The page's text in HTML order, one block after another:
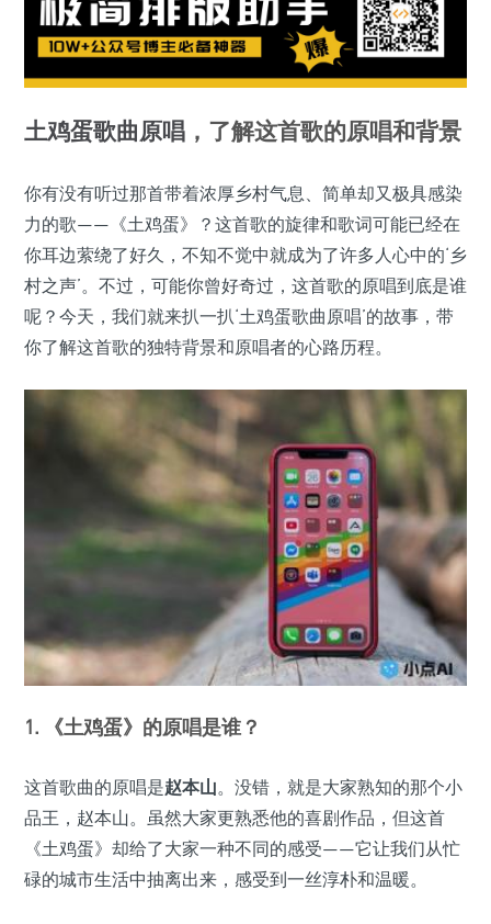
土鸡蛋歌曲原唱 ，了解这首歌的原唱和背景
你有没有听过那首带着浓厚乡村气息、简单却又极具感染
力的歌——《土鸡蛋》？这首歌的旋律和歌词可能已经在
你耳边萦绕了好久，不知不觉中就成为了许多人心中的‘乡
村之声’。不过，可能你曾好奇过，这首歌的原唱到底是谁
呢？今天，我们就来扒一扒‘土鸡蛋歌曲原唱’的故事，带
你了解这首歌的独特背景和原唱者的心路历程。
1. 《土鸡蛋》的原唱是谁？
这首歌曲的原唱是赵本山。没错，就是大家熟知的那个小
品王，赵本山。虽然大家更熟悉他的喜剧作品，但这首
《土鸡蛋》却给了大家一种不同的感受——它让我们从忙
碌的城市生活中抽离出来，感受到一丝淳朴和温暖。